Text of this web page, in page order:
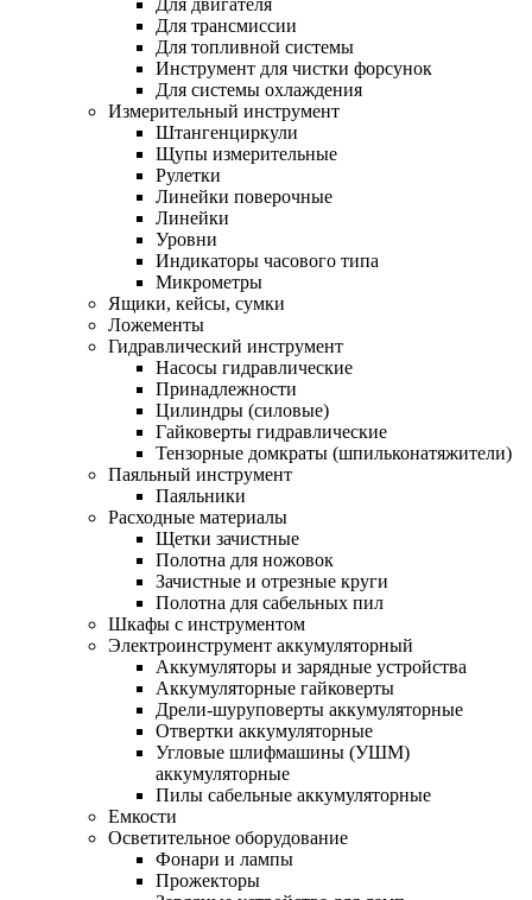
Для двигателя
Для трансмиссии
Для топливной системы
Инструмент для чистки форсунок
Для системы охлаждения
Измерительный инструмент
Штангенциркули
Щупы измерительные
Рулетки
Линейки поверочные
Линейки
Уровни
Индикаторы часового типа
Микрометры
Ящики, кейсы, сумки
Ложементы
Гидравлический инструмент
Насосы гидравлические
Принадлежности
Цилиндры (силовые)
Гайковерты гидравлические
Тензорные домкраты (шпильконатяжители)
Паяльный инструмент
Паяльники
Расходные материалы
Щетки зачистные
Полотна для ножовок
Зачистные и отрезные круги
Полотна для сабельных пил
Шкафы с инструментом
Электроинструмент аккумуляторный
Аккумуляторы и зарядные устройства
Аккумуляторные гайковерты
Дрели-шуруповерты аккумуляторные
Отвертки аккумуляторные
Угловые шлифмашины (УШМ)
аккумуляторные
Пилы сабельные аккумуляторные
Емкости
Осветительное оборудование
Фонари и лампы
Прожекторы